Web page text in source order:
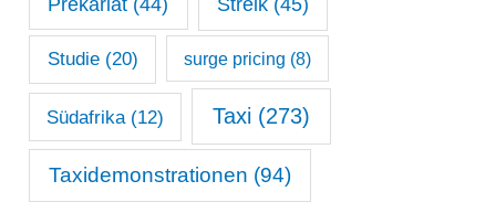
Studie(20) surge pricing (8)
Südafrika (12) Taxi (273)
Taxidemonstrationen (94)